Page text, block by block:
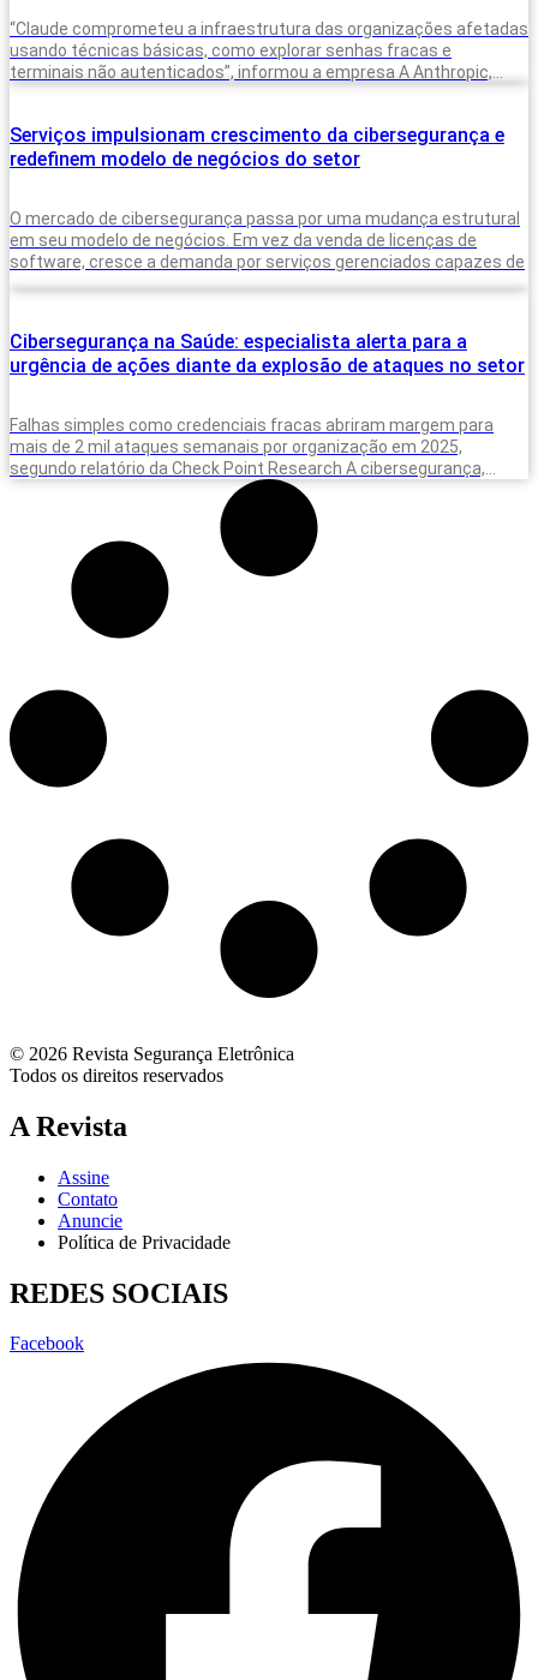
“Claude comprometeu a infraestrutura das organizações afetadas
usando técnicas básicas, como explorar senhas fracas e
terminais não autenticados”, informou a empresa A Anthropic,
Serviços impulsionam crescimento da cibersegurança e
redefinem modelo de negócios do setor
O mercado de cibersegurança passa por uma mudança estrutural
em seu modelo de negócios. Em vez da venda de licenças de
software, cresce a demanda por serviços gerenciados capazes de
Cibersegurança na Saúde: especialista alerta para a
urgência de ações diante da explosão de ataques no setor
Falhas simples como credenciais fracas abriram margem para
mais de 2 mil ataques semanais por organização em 2025,
segundo relatório da Check Point Research A cibersegurança,
© 2026 Revista Segurança Eletrônica
Todos os direitos reservados
A Revista
Assine
Contato
Anuncie
Política de Privacidade
REDES SOCIAIS
Facebook